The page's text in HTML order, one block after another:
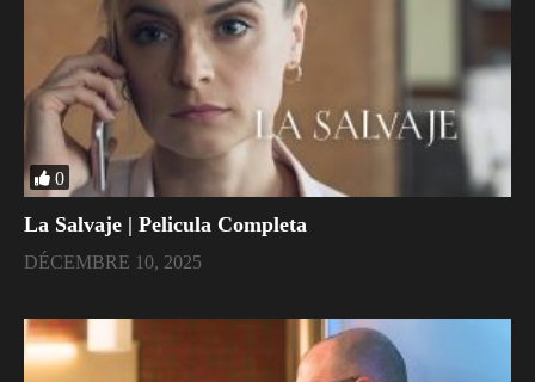
0
La Salvaje | Pelicula Completa
DÉCEMBRE 10, 2025